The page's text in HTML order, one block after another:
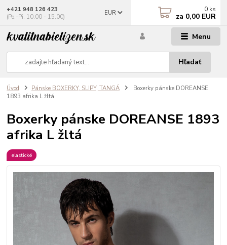
Menu
EUR
Hľadať
+421 948 126 423
(Po.-Pi. 10.00 - 15.00)
0 ks
za 0,00 EUR
Úvod Pánske BOXERKY, SLIPY, TANGÁ
Boxerky pánske DOREANSE
1893 afrika L žltá
Boxerky pánske DOREANSE 1893
afrika L žltá
elastické